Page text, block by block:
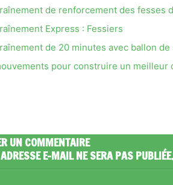
de renforcement des fesses
Express : Fessiers
de 20 minutes avec ballon de
pour construire un meilleur
UN COMMENTAIRE
E-MAIL NE SERA PAS PUBLIÉE.